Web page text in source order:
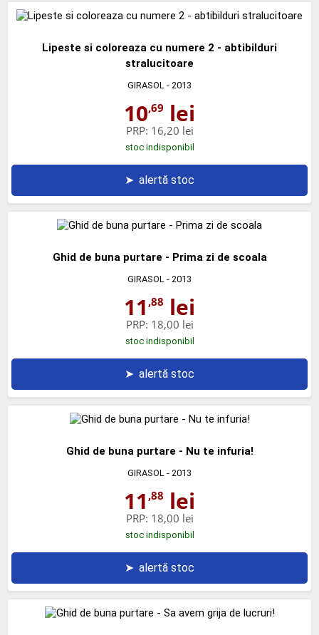
Lipeste si coloreaza cu numere 2 - abtibilduri
stralucitoare
GIRASOL - 2013
10,69 lei
PRP: 16,20 lei
stoc indisponibil
➤ alertă stoc
Ghid de buna purtare - Prima zi de scoala
GIRASOL - 2013
11 ,88 lei
PRP: 18,00 lei
stoc indisponibil
➤ alertă stoc
Ghid de buna purtare - Nu te infuria!
GIRASOL - 2013
11 ,88 lei
PRP: 18,00 lei
stoc indisponibil
➤ alertă stoc